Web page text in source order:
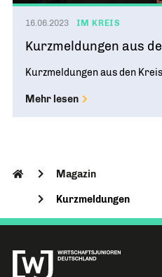
16.06.2023 IM KREIS
Kurzmeldungen aus
Kurzmeldungen aus den
Mehr lesen
Magazin
Kurzmeldungen